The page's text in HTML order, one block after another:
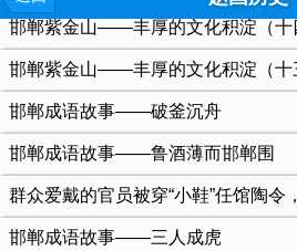
邯郸紫金山——丰厚的文化积淀（十
邯郸紫金山——丰厚的文化积淀（十
邯郸成语故事——破釜沉舟
邯郸成语故事——鲁酒薄而邯郸围
群众爱戴的官员被穿“小鞋”任馆陶令
腻？
邯郸成语故事——三人成虎